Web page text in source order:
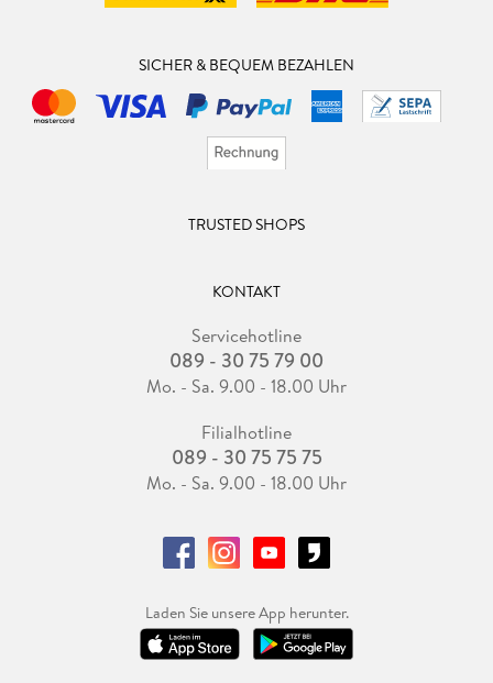
SICHER & BEQUEM BEZAHLEN
TRUSTED SHOPS
KONTAKT
Servicehotline
089 - 30 75 79 00
Mo. - Sa. 9.00 - 18.00 Uhr
Filialhotline
089 - 30 75 75 75
Mo. - Sa. 9.00 - 18.00 Uhr
Laden Sie unsere App herunter.